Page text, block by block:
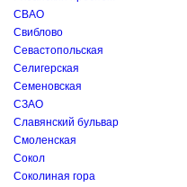
СВАО
Свиблово
Севастопольская
Селигерская
Семеновская
СЗАО
Славянский бульвар
Смоленская
Сокол
Соколиная гора